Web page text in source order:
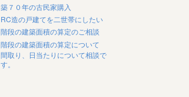
築７０年の古民家購入
RC造の戸建てを二世帯にしたい
階段の建築面積の算定のご相談
階段の建築面積の算定について
間取り、日当たりについて相談で
す。